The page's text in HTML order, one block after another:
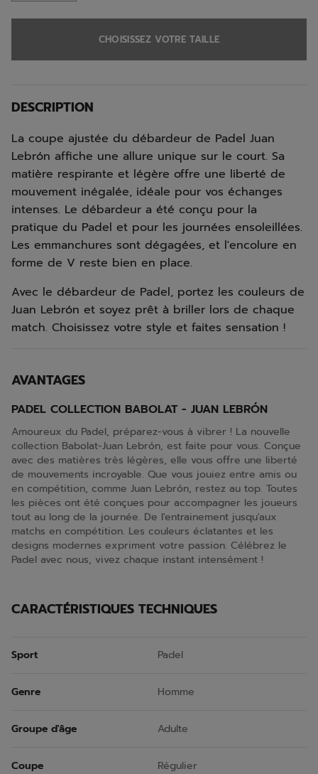
CHOISISSEZ VOTRE TAILLE
DESCRIPTION
La coupe ajustée du débardeur de Padel Juan
Lebrón affiche une allure unique sur le court. Sa
matière respirante et légère offre une liberté de
mouvement inégalée, idéale pour vos échanges
intenses. Le débardeur a été conçu pour la
pratique du Padel et pour les journées ensoleillées.
Les emmanchures sont dégagées, et l'encolure en
forme de V reste bien en place.
Avec le débardeur de Padel, portez les couleurs de
Juan Lebrón et soyez prêt à briller lors de chaque
match. Choisissez votre style et faites sensation !
AVANTAGES
PADEL COLLECTION BABOLAT - JUAN LEBRÓN
Amoureux du Padel, préparez-vous à vibrer ! La nouvelle
collection Babolat-Juan Lebrón, est faite pour vous. Conçue
avec des matières très légères, elle vous offre une liberté
de mouvements incroyable. Que vous jouiez entre amis ou
en compétition, comme Juan Lebrón, restez au top. Toutes
les pièces ont été conçues pour accompagner les joueurs
tout au long de la journée. De l'entrainement jusqu'aux
matchs en compétition. Les couleurs éclatantes et les
designs modernes expriment votre passion. Célébrez le
Padel avec nous, vivez chaque instant intensément !
CARACTÉRISTIQUES TECHNIQUES
Sport Padel
Genre Homme
Groupe d'âge Adulte
Coupe Régulier